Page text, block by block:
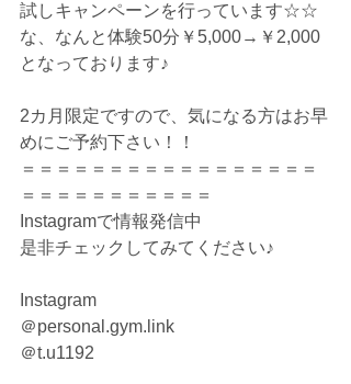
試しキャンペーンを行っています☆☆
な、なんと体験50分￥5,000→￥2,000
となっております♪
2カ月限定ですので、気になる方はお早
めにご予約下さい！！
＝＝＝＝＝＝＝＝＝＝＝＝＝＝＝＝＝
＝＝＝＝＝＝＝＝＝＝＝
Instagramで情報発信中
是非チェックしてみてください♪
Instagram
＠personal.gym.link
＠t.u1192